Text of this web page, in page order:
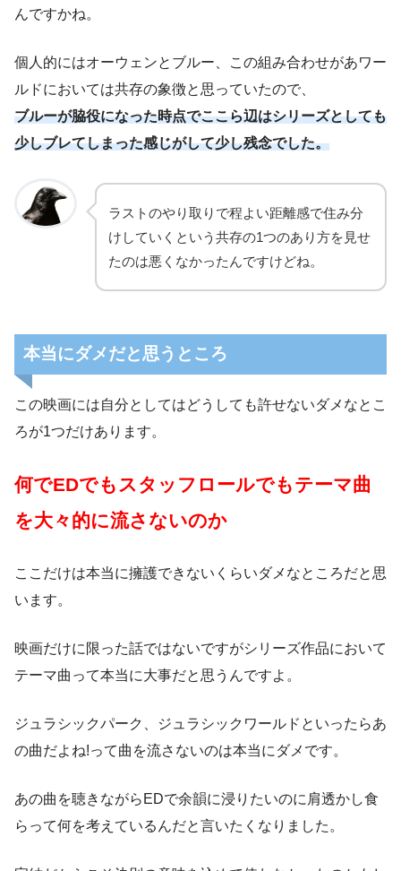
んですかね。
個人的にはオーウェンとブルー、この組み合わせがあワー
ルドにおいては共存の象徴と思っていたので、
ブルーが脇役になった時点でここら辺はシリーズとしても
少しブレてしまった感じがして少し残念でした。
ラストのやり取りで程よい距離感で住み分
けしていくという共存の1つのあり方を見せ
たのは悪くなかったんですけどね。
本当にダメだと思うところ
この映画には自分としてはどうしても許せないダメなとこ
ろが1つだけあります。
何でEDでもスタッフロールでもテーマ曲
を大々的に流さないのか
ここだけは本当に擁護できないくらいダメなところだと思
います。
映画だけに限った話ではないですがシリーズ作品において
テーマ曲って本当に大事だと思うんですよ。
ジュラシックパーク、ジュラシックワールドといったらあ
の曲だよね!って曲を流さないのは本当にダメです。
あの曲を聴きながらEDで余韻に浸りたいのに肩透かし食
らって何を考えているんだと言いたくなりました。